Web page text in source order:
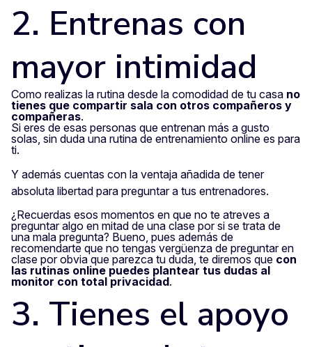
2. Entrenas con
mayor intimidad
Como realizas la rutina desde la comodidad de tu casa no
tienes que compartir sala con otros compañeros y
compañeras.
Si eres de esas personas que entrenan más a gusto
solas, sin duda una rutina de entrenamiento online es para
ti.
Y además cuentas con la ventaja añadida de tener
absoluta libertad para preguntar a tus entrenadores.
¿Recuerdas esos momentos en que no te atreves a
preguntar algo en mitad de una clase por si se trata de
una mala pregunta? Bueno, pues además de
recomendarte que no tengas vergüenza de preguntar en
clase por obvia que parezca tu duda, te diremos que con
las rutinas online puedes plantear tus dudas al
monitor con total privacidad.
3. Tienes el apoyo